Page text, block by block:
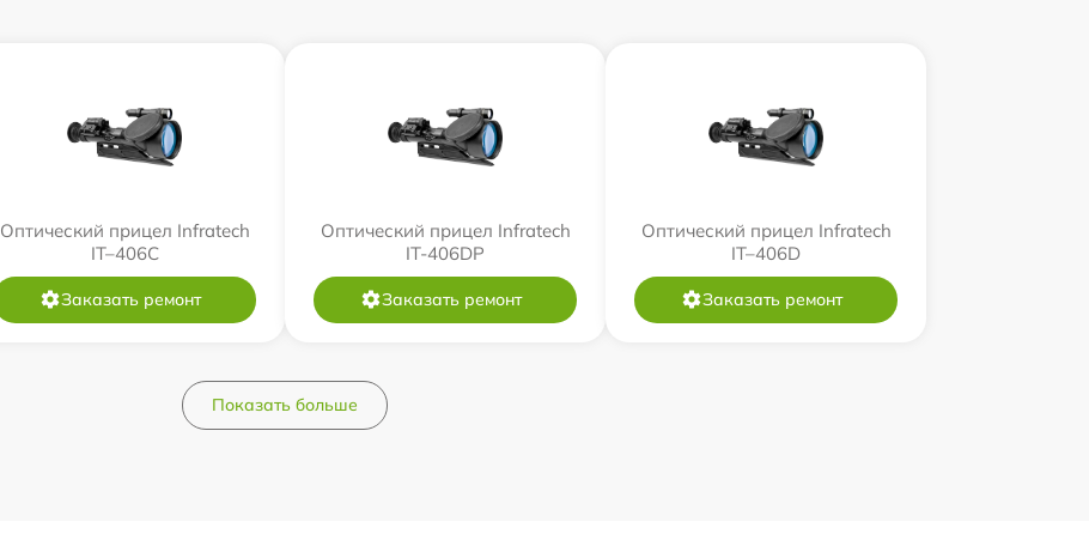
Оптический прицел Infratech
IT–406С
Заказать ремонт
Оптический прицел Infratech
IT-406DP
Заказать ремонт
Оптический прицел Infratech
IT–406D
Заказать ремонт
Показать больше